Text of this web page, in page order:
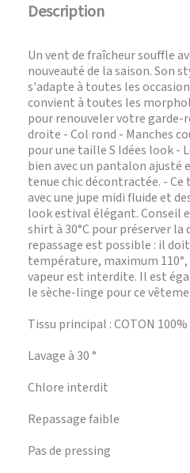
Description
Un vent de fraîcheur souffle
nouveauté de la saison. Son
s'adapte à toutes les
convient à toutes les
pour renouveler votre garde-
droite - Col rond - Manches
pour une taille S Idées look -
bien avec un pantalon ajusté
tenue chic décontractée. -
avec une jupe midi fluide et
look estival élégant. Conseil
shirt à 30°C pour préserver
repassage est possible : il
température, maximum
vapeur est interdite. Il est
le sèche-linge pour ce
Tissu principal : COTON 100%
Lavage à 30 °
Chlore interdit
Repassage faible
Pas de pressing